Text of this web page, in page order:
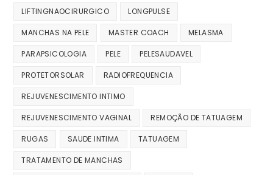
LIFTINGNAOCIRURGICO LONGPULSE
MANCHAS NA PELE MASTER COACH MELASMA
PARAPSICOLOGIA PELE PELESAUDAVEL
PROTETORSOLAR RADIOFREQUENCIA
REJUVENESCIMENTO INTIMO
REJUVENESCIMENTO VAGINAL REMOÇÃO DE TATUAGEM
RUGAS SAUDE INTIMA TATUAGEM
TRATAMENTO DE MANCHAS